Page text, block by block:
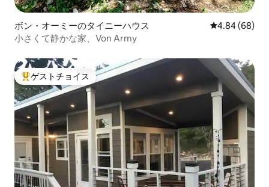
ボン・オーミーのタイニーハウス レビュー68件
4.84 (68)
小さくて静かな家、Von Army
大好評のゲストチョイスです。
ゲストチョイス